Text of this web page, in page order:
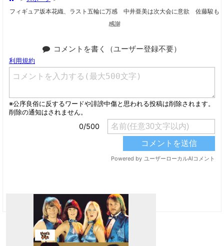
フィギュア坂本花織、ラスト五輪に万感 中井亜美は次大会に意欲 佐藤駿も
感謝
コメントを書く（ユーザー登録不要）